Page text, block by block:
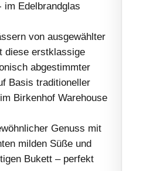
im Edelbrandglas
von ausgewählter
diese erstklassige
abgestimmter
Basis traditioneller
Birkenhof Warehouse
Genuss mit
milden Süße und
Bukett – perfekt